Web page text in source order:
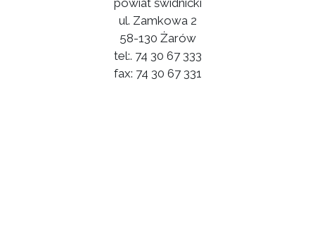
powiat świdnicki
ul. Zamkowa 2
58-130 Żarów
tel:. 74 30 67 333
fax: 74 30 67 331